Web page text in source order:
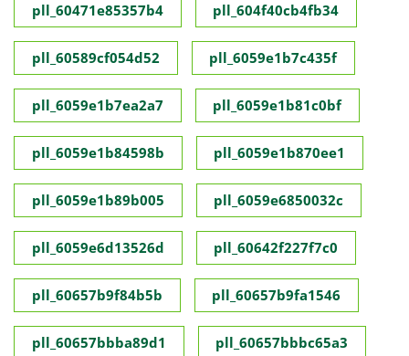
pll_60471e85357b4 pll_604f40cb4fb34
pll_60589cf054d52 pll_6059e1b7c435f
pll_6059e1b7ea2a7 pll_6059e1b81c0bf
pll_6059e1b84598b pll_6059e1b870ee1
pll_6059e1b89b005 pll_6059e6850032c
pll_6059e6d13526d pll_60642f227f7c0
pll_60657b9f84b5b pll_60657b9fa1546
pll_60657bbba89d1 pll_60657bbbc65a3